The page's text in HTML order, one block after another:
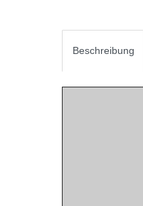
Beschreibung